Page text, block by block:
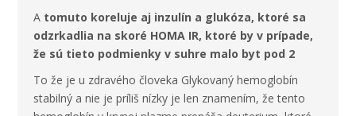
A tomuto koreluje aj inzulín a glukóza, ktoré sa
odzrkadlia na skoré HOMA IR, ktoré by v prípade,
že sú tieto podmienky v suhre malo byt pod 2
To že je u zdravého človeka Glykovaný hemoglobín
stabilný a nie je príliš nízky je len znamením, že tento